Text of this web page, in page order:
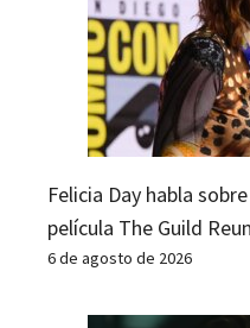
Felicia Day habla
película The Guild
6 de agosto de 2026